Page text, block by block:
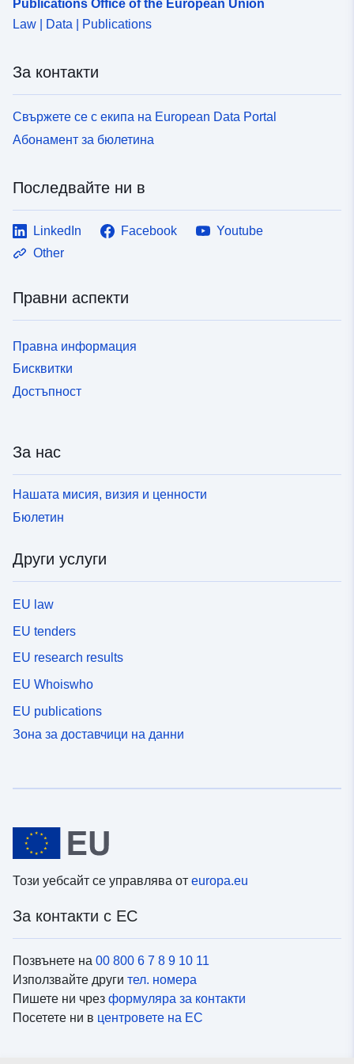
Publications Office of the European Union
Law | Data | Publications
За контакти
Свържете се с екипа на European Data Portal
Абонамент за бюлетина
Последвайте ни в
LinkedIn Facebook
Youtube
Other
Правни аспекти
Правна информация
Бисквитки
Достъпност
За нас
Нашата мисия, визия и ценности
Бюлетин
Други услуги
EU law
EU tenders
EU research results
EU Whoiswho
EU publications
Зона за доставчици на данни
Този уебсайт се управлява от europa.eu
За контакти с ЕС
Позвънете на 00 800 6 7 8 9 10 11
Използвайте други тел. номера
Пишете ни чрез формуляра за контакти
Посетете ни в центровете на ЕС